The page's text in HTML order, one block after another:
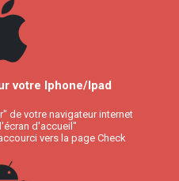
votre Iphone/Ipad
de votre navigateur internet
d'accueil"
vers la page Check